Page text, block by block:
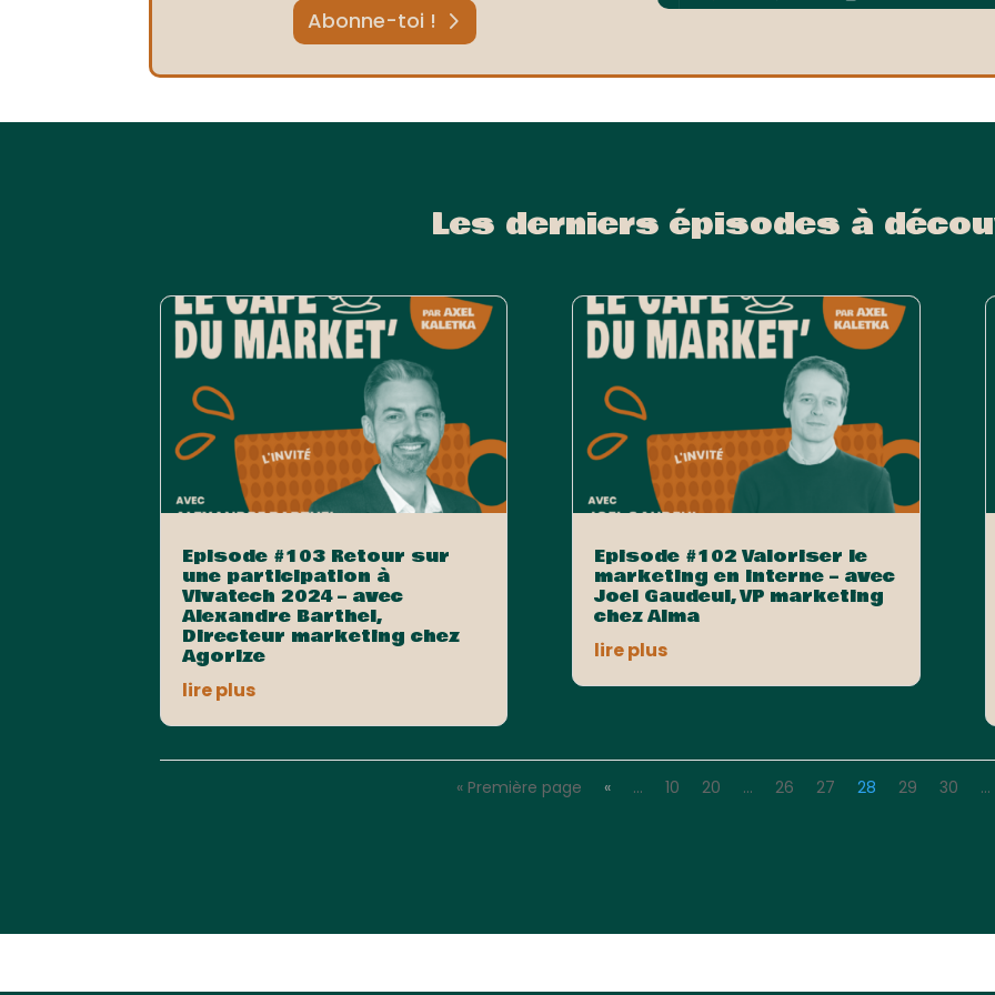
Abonne-toi !
Les derniers épisodes à
Episode #103 Retour sur
une participation à
Vivatech 2024 – avec
Alexandre Barthel,
Directeur marketing chez
Agorize
lire plus
Episode #102 Valoriser le
marketing en interne – avec
Joel Gaudeul, VP marketing
chez Alma
lire plus
« Première page « … 10 20 … 26 27 28 29 30 …